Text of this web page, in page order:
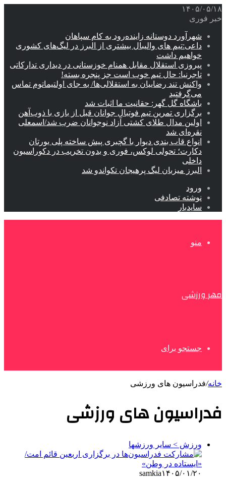
۱۴۰۵/۰۵/۱۸
خبر فوری
شهرآورد دوستانه زاینده‌رود به کام سپاهان
داعی:تیم های والیبال بیشتری از البرز در لیگ‌های کشوری
خواهیم داشت
پیروزی استقلال مقابل همنام خوزستانی در دیداری تدارکاتی
تاجرنیا: حال تیم خوب است جز پنجره بسته!
واکنش تند رضاییان به استقلالی‌ها/ به جای اولتیماتوم تماس
می‌گرفتید
باشگاه گل گهر: حقانیت ما اثبات شد
برگزاری تمرین تیم فوتبال جوانان قبل از بازی با ذوب‌آهن
اولین مدال طلای کشتی آزاد نوجوانان ضرب شد/اسمعلی
نقره‌ای شد
انواع قاب بندی دیوار با گچبری پیش ساخته پلی یورتان
دکارت؛ تحولی لوکس، فوری و بدون تخریب در دکوراسیون
داخلی
البرز میزبان لیگ پرهیجان تکواندو شد
ورود
نوشته تصادفی
سایدبار
منو
مهر ورزشی
جستجو برای
خانه/فدراسیون های ورزشی
فدراسیون های ورزشی
ورزش > سایر ورزشها
samkia۱۴۰۵/۰۱/۲۰